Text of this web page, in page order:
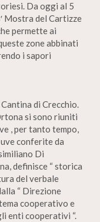
Da oggi al 5
Mostra del Cartizze
permette ai
zone abbinati
i sapori
di Crecchio.
si sono riuniti
, per tanto tempo,
conferite da
Di
definisce “ storica
del verbale
“ Direzione
cooperativo e
enti cooperativi “.